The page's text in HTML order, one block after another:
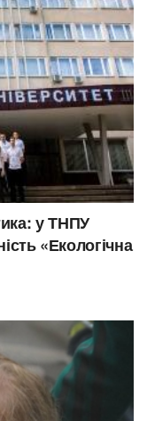
у ТНПУ
«Екологічна